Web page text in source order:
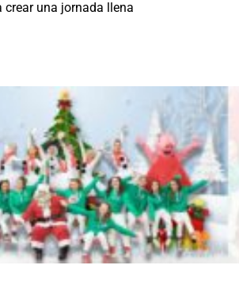
una jornada llena